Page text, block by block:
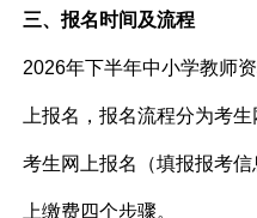
三、报名时间及流程
2026年下半年中小学教师
上报名，报名流程分为考
考生网上报名（填报报考
上缴费四个步骤。